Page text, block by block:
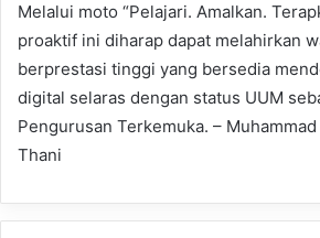
Melalui moto “Pelajari. Amalkan.
proaktif ini diharap dapat melahirkan
berprestasi tinggi yang bersedia
digital selaras dengan status UUM
Pengurusan Terkemuka. –
Thani